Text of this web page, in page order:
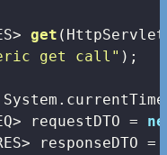
get
get call" );
requestDTO =
responseDTO =